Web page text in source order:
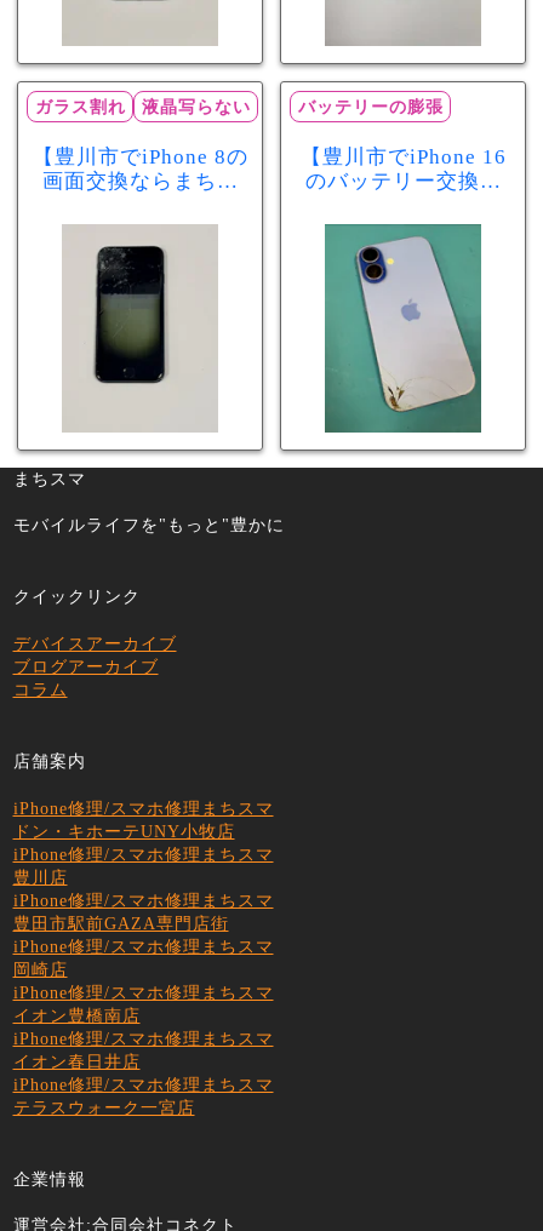
ガラス割れ 液晶写らない
【豊川市でiPhone 8の
画面交換ならまちス
れ・液晶不良も当日
60分で修理可能！
バッテリーの膨張
【豊川市でiPhone 16
のバッテリー交換な
少し膨張したバッテ
リーも当日90分で安
心修理！
まちスマ
モバイルライフを"もっと"豊かに
クイックリンク
デバイスアーカイブ
ブログアーカイブ
コラム
店舗案内
iPhone修理/スマホ修理まちスマ
ドン・キホーテUNY小牧店
iPhone修理/スマホ修理まちスマ
豊川店
iPhone修理/スマホ修理まちスマ
豊田市駅前GAZA専門店街
iPhone修理/スマホ修理まちスマ
岡崎店
iPhone修理/スマホ修理まちスマ
イオン豊橋南店
iPhone修理/スマホ修理まちスマ
イオン春日井店
iPhone修理/スマホ修理まちスマ
テラスウォーク一宮店
企業情報
運営会社:合同会社コネクト